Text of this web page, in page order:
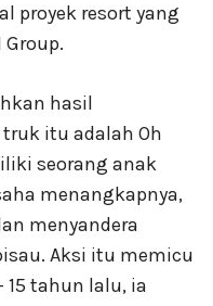
proyek resort yang
hasil
itu adalah Oh
seorang anak
menangkapnya,
menyandera
Aksi itu memicu
tahun lalu, ia